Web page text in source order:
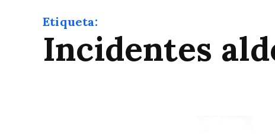
Etiqueta:
Incidentes